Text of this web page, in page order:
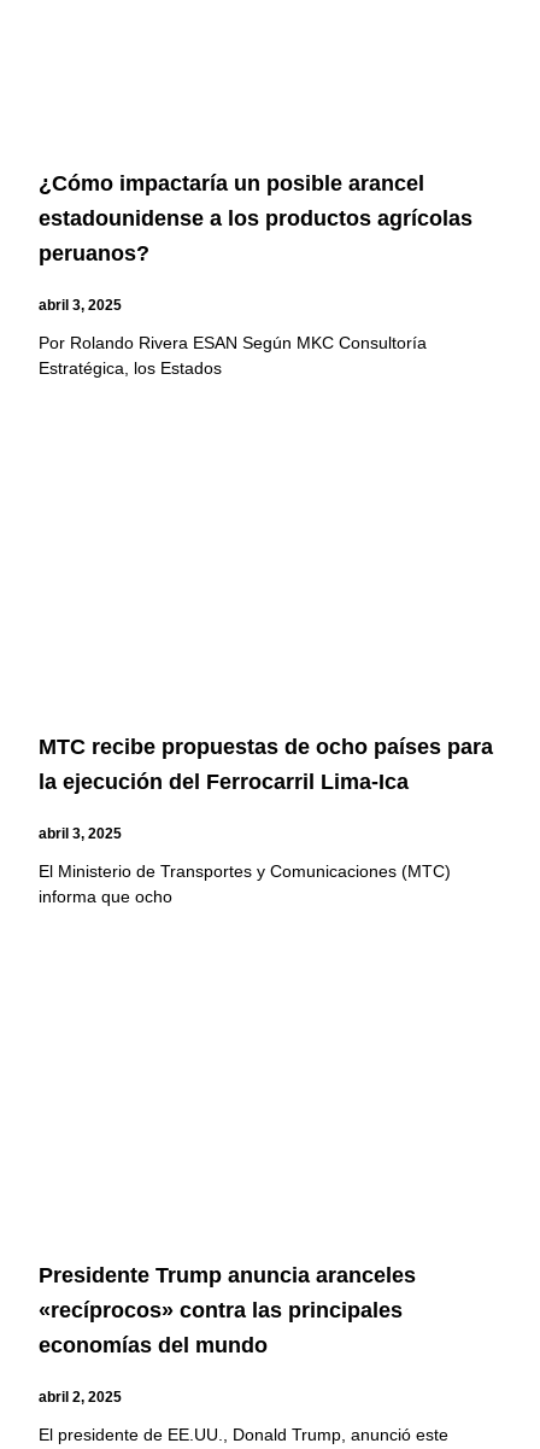
¿Cómo impactaría un posible arancel
estadounidense a los productos agrícolas
peruanos?
abril 3, 2025
Por Rolando Rivera ESAN Según MKC Consultoría
Estratégica, los Estados
MTC recibe propuestas de ocho países para
la ejecución del Ferrocarril Lima-Ica
abril 3, 2025
El Ministerio de Transportes y Comunicaciones (MTC)
informa que ocho
Presidente Trump anuncia aranceles
«recíprocos» contra las principales
economías del mundo
abril 2, 2025
El presidente de EE.UU., Donald Trump, anunció este